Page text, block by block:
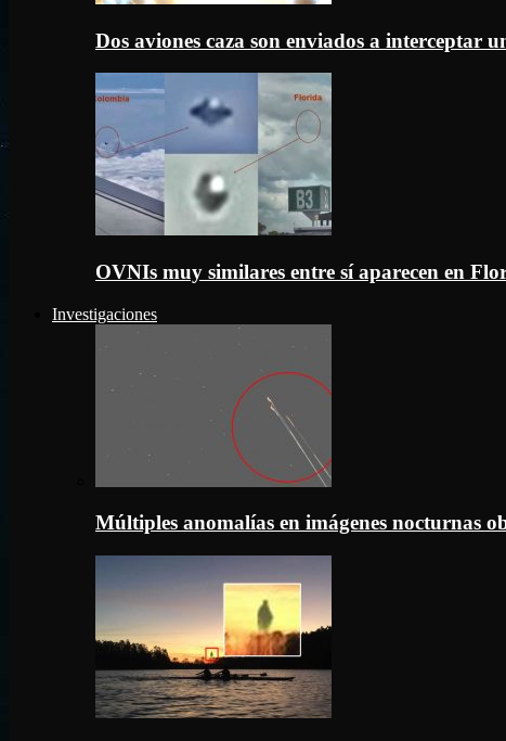
Dos aviones caza son enviados a interceptar
OVNIs muy similares entre sí aparecen en
Investigaciones
Múltiples anomalías en imágenes nocturnas